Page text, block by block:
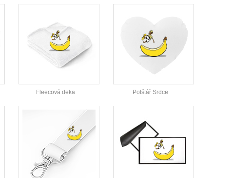
Fleecová deka Polštář Srdce